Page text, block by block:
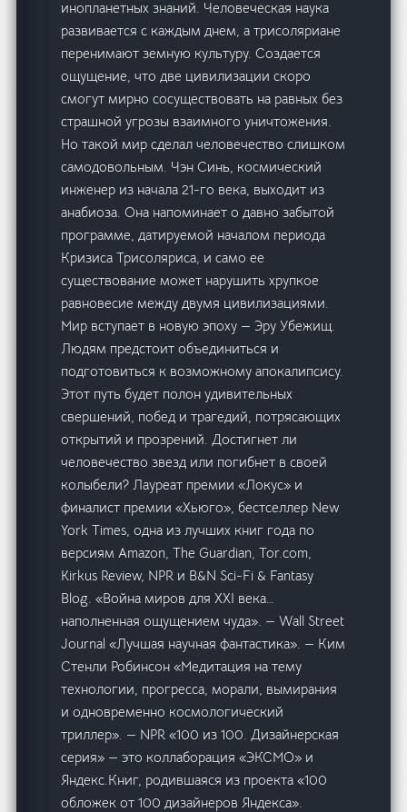
инопланетных знаний. Человеческая наука
развивается с каждым днем, а трисоляриане
перенимают земную культуру. Создается
ощущение, что две цивилизации скоро
смогут мирно сосуществовать на равных без
страшной угрозы взаимного уничтожения.
Но такой мир сделал человечество слишком
самодовольным. Чэн Синь, космический
инженер из начала 21-го века, выходит из
анабиоза. Она напоминает о давно забытой
программе, датируемой началом периода
Кризиса Трисоляриса, и само ее
существование может нарушить хрупкое
равновесие между двумя цивилизациями.
Мир вступает в новую эпоху — Эру Убежищ.
Людям предстоит объединиться и
подготовиться к возможному апокалипсису.
Этот путь будет полон удивительных
свершений, побед и трагедий, потрясающих
открытий и прозрений. Достигнет ли
человечество звезд или погибнет в своей
колыбели? Лауреат премии «Локус» и
финалист премии «Хьюго», бестселлер New
York Times, одна из лучших книг года по
версиям Amazon, The Guardian, Tor.com,
Kirkus Review, NPR и B&N Sci-Fi & Fantasy
Blog. «Война миров для XXI века…
наполненная ощущением чуда». — Wall Street
Journal «Лучшая научная фантастика». — Ким
Стенли Робинсон «Медитация на тему
технологии, прогресса, морали, вымирания
и одновременно космологический
триллер». — NPR «100 из 100. Дизайнерская
серия» — это коллаборация «ЭКСМО» и
Яндекс.Книг, родившаяся из проекта «100
обложек от 100 дизайнеров Яндекса».